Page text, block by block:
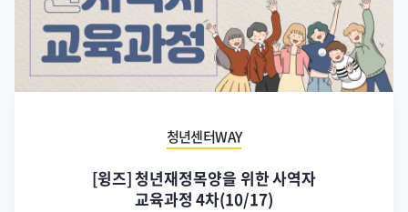
청년센터WAY
[윙즈] 청년재정목양을 위한 사역자
교육과정 4차(10/17)